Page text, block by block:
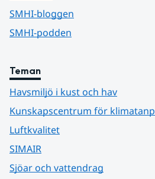
SMHI-bloggen
SMHI-podden
Teman
Havsmiljö i kust och hav
Kunskapscentrum för
Luftkvalitet
SIMAIR
Sjöar och vattendrag